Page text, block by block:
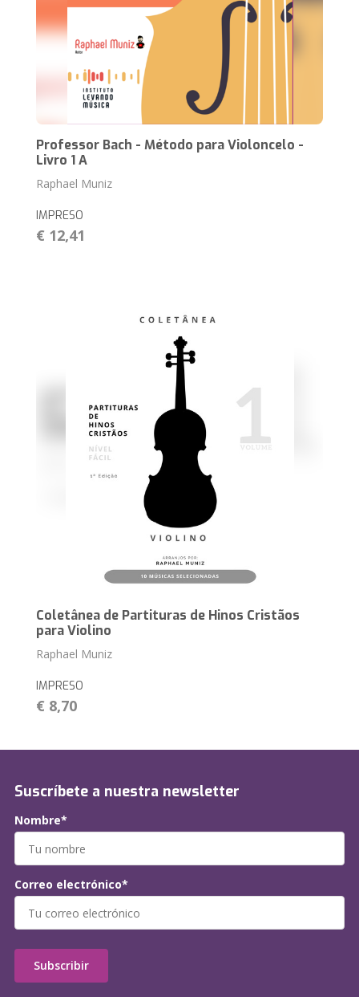
Professor Bach - Método para Violoncelo -
Livro 1 A
Raphael Muniz
IMPRESO
€ 12,41
Coletânea de Partituras de Hinos Cristãos
para Violino
Raphael Muniz
IMPRESO
€ 8,70
Suscríbete a nuestra newsletter
Nombre*
Correo electrónico*
Subscribir